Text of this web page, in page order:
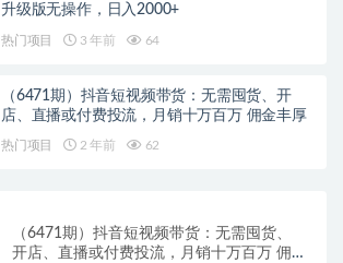
升级版无操作，日入2000+
热门项目 3 年前 64
（6471期）抖音短视频带货：无需囤货、开
店、直播或付费投流，月销十万百万 佣金丰厚
热门项目 2 年前 62
（6471期）抖音短视频带货：无需囤货、
开店、直播或付费投流，月销十万百万 佣